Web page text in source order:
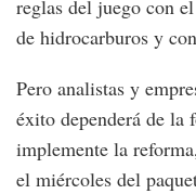
reglas del juego con
de hidrocarburos y
Pero analistas y
éxito dependerá de la
implemente la
el miércoles del